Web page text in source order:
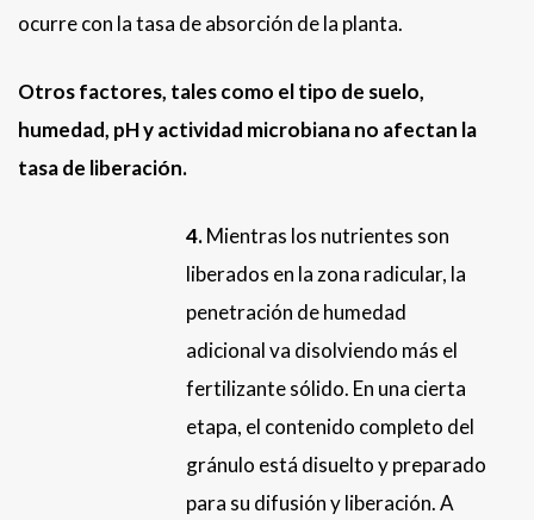
ocurre con la tasa de absorción de la planta.
Otros factores, tales como el tipo de suelo,
humedad, pH y actividad microbiana no afectan la
tasa de liberación.
4.Mientras los nutrientes son
liberados en la zona radicular, la
penetración de humedad
adicional va disolviendo más el
fertilizante sólido. En una cierta
etapa, el contenido completo del
gránulo está disuelto y preparado
para su difusión y liberación. A